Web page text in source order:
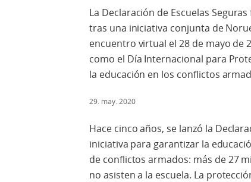
La Declaración de Escuelas
tras una iniciativa conjunta de
encuentro virtual el 28 de mayo de
como el Día Internacional para
la educación en los conflictos
29. may. 2020
Hace cinco años, se lanzó la
iniciativa para garantizar la
de conflictos armados: más de 27
no asisten a la escuela. La